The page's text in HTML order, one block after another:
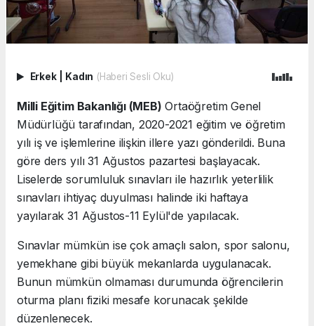
Erkek Kadın (Haberi Sesli Oku)
Milli Eğitim Bakanlığı (MEB) Ortaöğretim Genel
Müdürlüğü tarafından, 2020-2021 eğitim ve öğretim
yılı iş ve işlemlerine ilişkin illere yazı gönderildi. Buna
göre ders yılı 31 Ağustos pazartesi başlayacak.
Liselerde sorumluluk sınavları ile hazırlık yeterlilik
sınavları ihtiyaç duyulması halinde iki haftaya
yayılarak 31 Ağustos-11 Eylül'de yapılacak.
Sınavlar mümkün ise çok amaçlı salon, spor salonu,
yemekhane gibi büyük mekanlarda uygulanacak.
Bunun mümkün olmaması durumunda öğrencilerin
oturma planı fiziki mesafe korunacak şekilde
düzenlenecek.